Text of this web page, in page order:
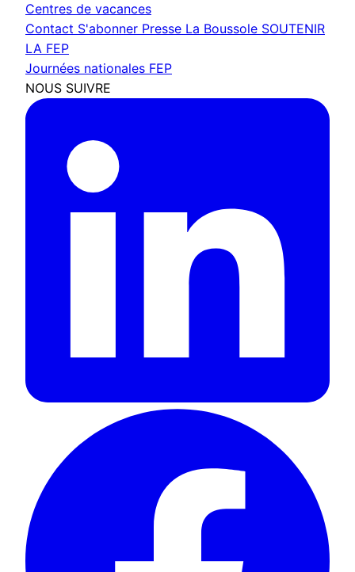
Centres de vacances
Contact S'abonner Presse La Boussole SOUTENIR
LA FEP
Journées nationales FEP
NOUS SUIVRE